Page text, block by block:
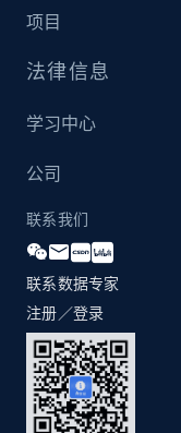
products from
price, Currency,
more.
2.1K+
Home Depot US
项目
法律信息
学习中心
公司
联系我们
联系数据专家
注册／登录